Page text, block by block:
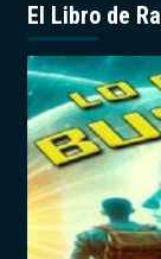
El Libro de